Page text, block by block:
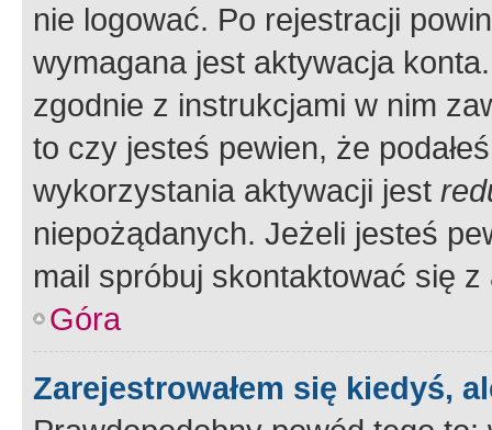
nie logować. Po rejestracji
wymagana jest aktywacja
zgodnie z instrukcjami w nim
to czy jesteś pewien, że
wykorzystania aktywacji jest
niepożądanych. Jeżeli jesteś
mail spróbuj skontaktować się
Góra
Zarejestrowałem się kiedyś,